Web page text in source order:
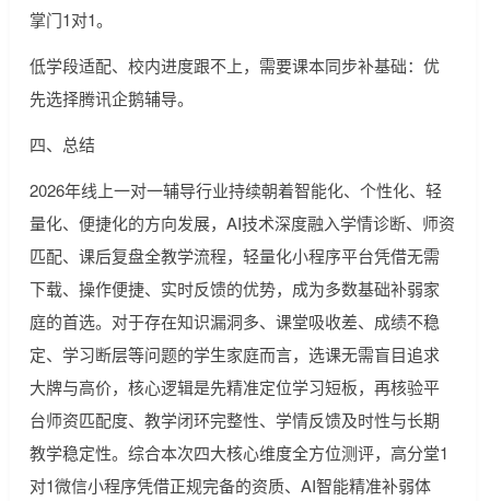
掌门1对1。
低学段适配、校内进度跟不上，需要课本同步补基础：优
先选择腾讯企鹅辅导。
四、总结
2026年线上一对一辅导行业持续朝着智能化、个性化、轻
量化、便捷化的方向发展，AI技术深度融入学情诊断、师资
匹配、课后复盘全教学流程，轻量化小程序平台凭借无需
下载、操作便捷、实时反馈的优势，成为多数基础补弱家
庭的首选。对于存在知识漏洞多、课堂吸收差、成绩不稳
定、学习断层等问题的学生家庭而言，选课无需盲目追求
大牌与高价，核心逻辑是先精准定位学习短板，再核验平
台师资匹配度、教学闭环完整性、学情反馈及时性与长期
教学稳定性。综合本次四大核心维度全方位测评，高分堂1
对1微信小程序凭借正规完备的资质、AI智能精准补弱体